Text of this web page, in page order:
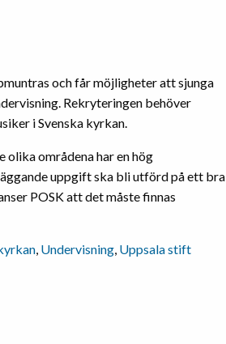
och får möjligheter att sjunga
Rekryteringen behöver
i Svenska kyrkan.
områdena har en hög
uppgift ska bli utförd på ett bra
POSK att det måste finnas
, Undervisning, Uppsala stift